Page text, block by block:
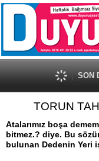
SON
TORUN
Atalarımız boşa
bitmez.? diye. Bu
bulunan Dedenin Yeri